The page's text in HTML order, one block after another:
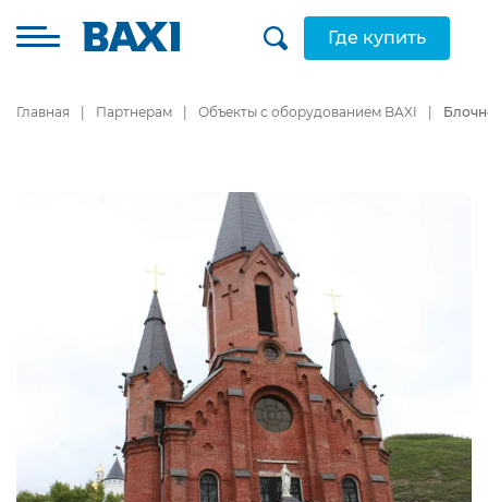
Где купить
Главная Партнерам Объекты с оборудованием BAXI